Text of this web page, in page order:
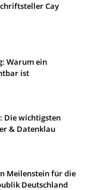
Cay
Warum ein
ist
Die wichtigsten
& Datenklau
Meilenstein für die
Deutschland